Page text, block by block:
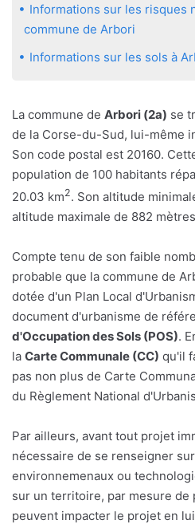
Informations sur les risques
commune de Arbori
Informations sur les sols à
La commune de Arbori (2a) se
de la Corse-du-Sud, lui-même
Son code postal est 20160.
population de 100 habitants
20.03 km2. Son altitude
altitude maximale de 882
Compte tenu de son faible
probable que la commune de
dotée d'un Plan Local
document d'urbanisme de
d'Occupation des Sols (POS).
la Carte Communale (CC) qu'il
pas non plus de Carte
du Règlement National
Par ailleurs, avant tout projet
nécessaire de se renseigner
environnemenaux ou
sur un territoire, par mesure de
peuvent impacter le projet en